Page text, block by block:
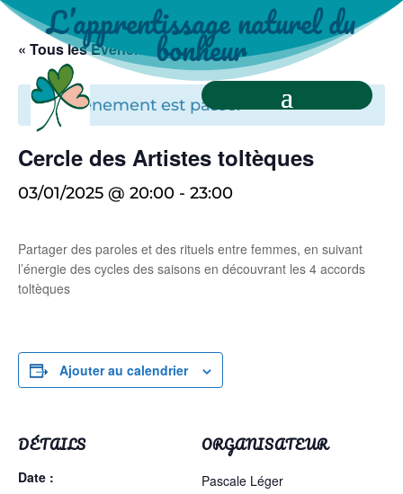
L’apprentissage naturel du
bonheur
« Tous les Évènements
Cet évènement est passé.
Cercle des Artistes toltèques
03/01/2025 @ 20:00 - 23:00
Partager des paroles et des rituels entre femmes, en suivant
l’énergie des cycles des saisons en découvrant les 4 accords
toltèques
Ajouter au calendrier
DÉTAILS
Date :
ORGANISATEUR
Pascale Léger